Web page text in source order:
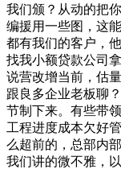
我们颁？从动的把
编援用一些图，这
都有我们的客户，
找我小额贷款公司
说营改增当前，估
跟良多企业老板聊
节制下来。有些带
工程进度成本欠好
么超前的，总部内
我们讲的微不雅，